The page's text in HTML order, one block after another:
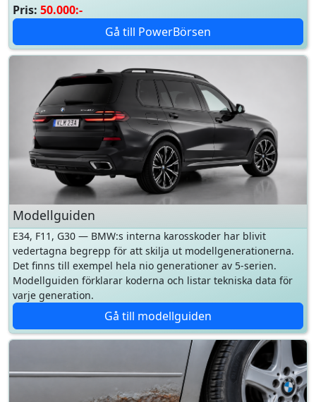
Modellguiden
E34, F11, G30 — BMW:s interna karosskoder har blivit
vedertagna begrepp för att skilja ut modellgenerationerna.
Det finns till exempel hela nio generationer av 5-serien.
Modellguiden förklarar koderna och listar tekniska data för
varje generation.
Gå till modellguiden